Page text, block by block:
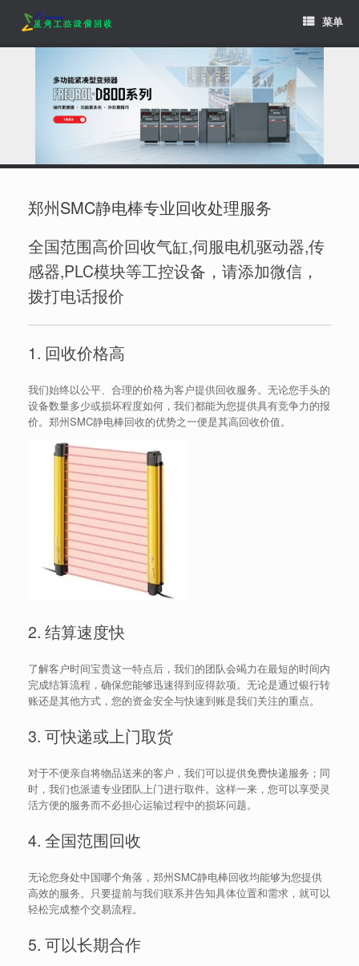
content
菜单
郑州SMC静电棒专业回收处理服务
全国范围高价回收气缸,伺服电机驱动器,传
感器,PLC模块等工控设备，请添加微信，
拨打电话报价
1. 回收价格高
我们始终以公平、合理的价格为客户提供回收服务。无论您手头的
设备数量多少或损坏程度如何，我们都能为您提供具有竞争力的报
价。郑州SMC静电棒回收的优势之一便是其高回收价值。
2. 结算速度快
了解客户时间宝贵这一特点后，我们的团队会竭力在最短的时间内
完成结算流程，确保您能够迅速得到应得款项。无论是通过银行转
账还是其他方式，您的资金安全与快速到账是我们关注的重点。
3. 可快递或上门取货
对于不便亲自将物品送来的客户，我们可以提供免费快递服务；同
时，我们也派遣专业团队上门进行取件。这样一来，您可以享受灵
活方便的服务而不必担心运输过程中的损坏问题。
4. 全国范围回收
无论您身处中国哪个角落，郑州SMC静电棒回收均能够为您提供
高效的服务。只要提前与我们联系并告知具体位置和需求，就可以
轻松完成整个交易流程。
5. 可以长期合作